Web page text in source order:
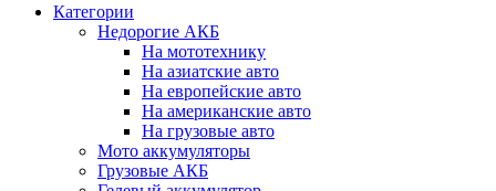
Категории
Недорогие АКБ
На мототехнику
На азиатские авто
На европейские авто
На американские авто
На грузовые авто
Мото аккумуляторы
Грузовые АКБ